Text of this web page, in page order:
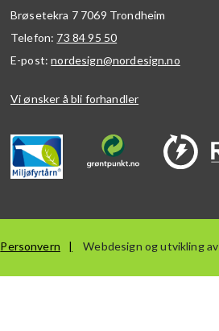
Brøsetekra 7 7069 Trondheim
Telefon: 73 84 95 50
E-post:nordesign@nordesign.no
Vi ønsker å bli forhandler
Personvern Webdesign og utvikling av